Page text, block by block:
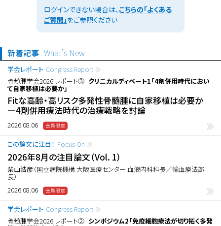
ログインできない場合は、こちらの「よくある
ご質問」をご参照ください
新着記事 What's New
学会レポート Congress Report
骨髄腫学会2026 レポート③ クリニカルディベート1「4剤併用時代におい
て自家移植は必要か」
Fitな高齢・高リスク多発性骨髄腫に自家移植は必要か
―4剤併用療法時代の治療戦略を討論
2026.08.06
この論文に注目！ Focus On
2026年8月の注目論文（Vol. 1）
柴山浩彦（国立病院機構 大阪医療センター 血液内科科長／輸血療法部
長）
2026.08.06
学会レポート Congress Report
骨髄腫学会2026 レポート② シンポジウム2「免疫細胞療法が切り拓く多発